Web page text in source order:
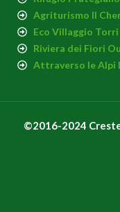
Agriturismo Il
Eco Villaggio
Riviera dei Fiori
Attraverso le Alpi
©2016-2024